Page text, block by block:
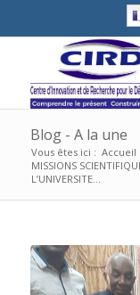
Blog - A la une
Vous êtes ici : Accueil
MISSIONS
L’UNIVERSITE...